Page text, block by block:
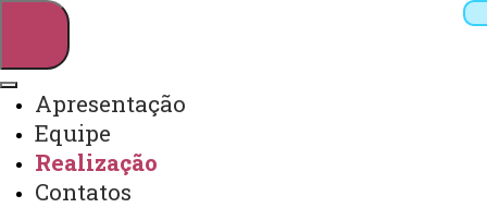
Apresentação
Equipe
Realização
Contatos